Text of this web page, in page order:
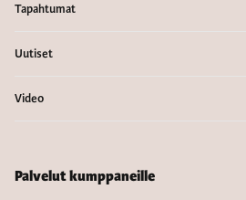
Tapahtumat
Uutiset
Video
Palvelut kumppaneille